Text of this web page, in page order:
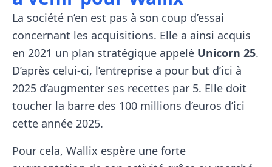
La société n’en est pas à son coup d’essai
concernant les acquisitions. Elle a ainsi acquis
en 2021 un plan stratégique appelé Unicorn 25.
D’après celui-ci, l’entreprise a pour but d’ici à
2025 d’augmenter ses recettes par 5. Elle doit
toucher la barre des 100 millions d’euros d’ici
cette année 2025.
Pour cela, Wallix espère une forte